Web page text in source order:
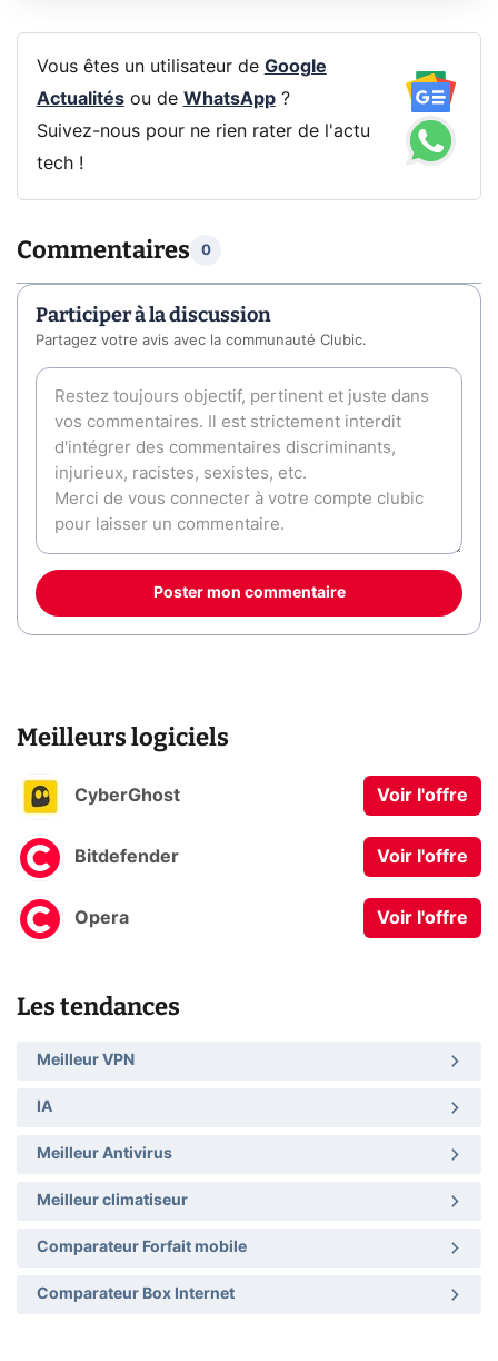
Vous êtes un utilisateur de Google
Actualitésou de WhatsApp?
Suivez-nous pour ne rien rater de l'actu
tech !
Commentaires 0
Participer à la discussion
Partagez votre avis avec la communauté Clubic.
Poster mon commentaire
Meilleurs logiciels
CyberGhost Voir l'offre
Bitdefender Voir l'offre
Opera Voir l'offre
Les tendances
Meilleur VPN
IA
Meilleur Antivirus
Meilleur climatiseur
Comparateur Forfait mobile
Comparateur Box Internet